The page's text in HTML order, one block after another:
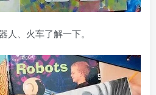
人、火车了解一下。